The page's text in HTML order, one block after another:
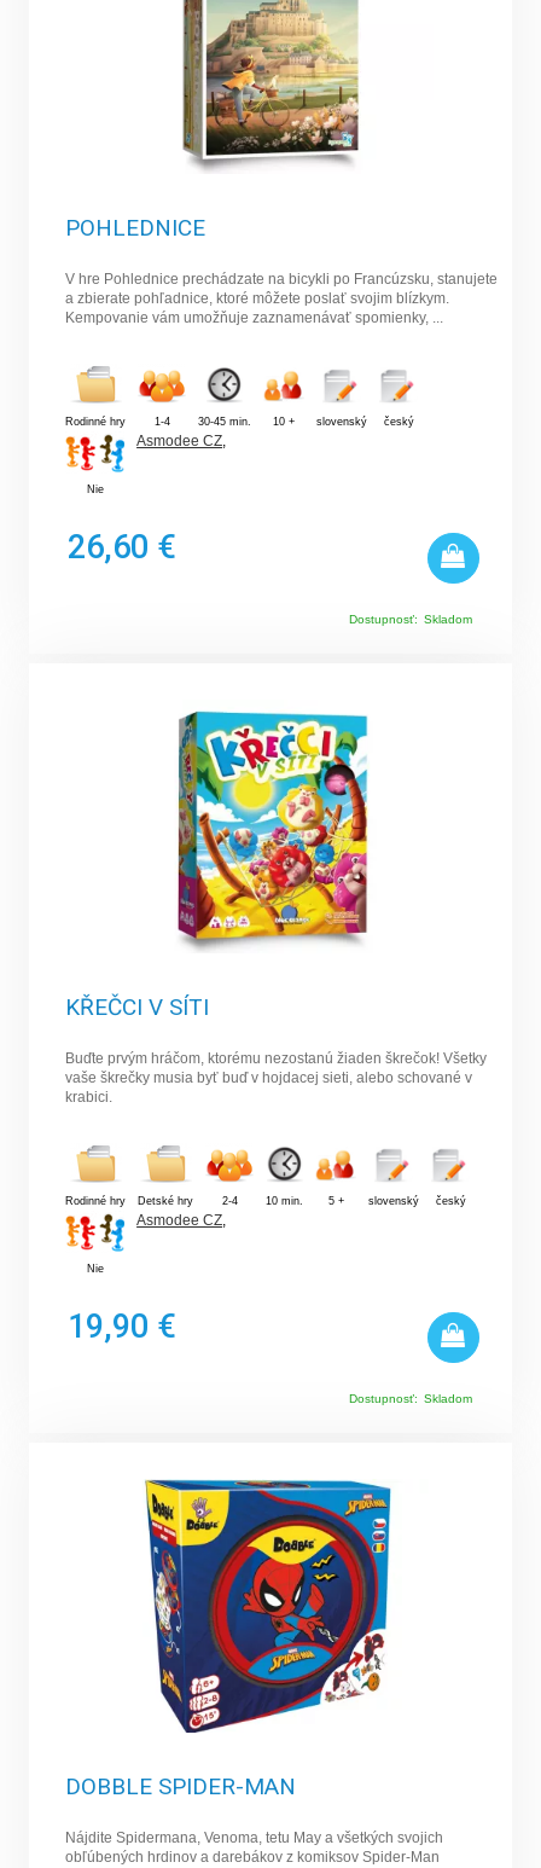
POHLEDNICE
V hre Pohlednice prechádzate na bicykli po Francúzsku, stanujete
a zbierate pohľadnice, ktoré môžete poslať svojim blízkym.
Kempovanie vám umožňuje zaznamenávať spomienky, ...
Rodinné hry 1-4 30-45 min. 10 + slovenský český
Nie
Asmodee CZ
26,60 €
Dostupnosť: Skladom
KŘEČCI V SÍTI
Buďte prvým hráčom, ktorému nezostanú žiaden škrečok! Všetky
vaše škrečky musia byť buď v hojdacej sieti, alebo schované v
krabici.
Rodinné hry Detské hry 2-4 10 min. 5 + slovenský český
Nie
Asmodee CZ,
19,90 €
Dostupnosť: Skladom
DOBBLE SPIDER-MAN
Nájdite Spidermana, Venoma, tetu May a všetkých svojich
obľúbených hrdinov a darebákov z komiksov Spider-Man